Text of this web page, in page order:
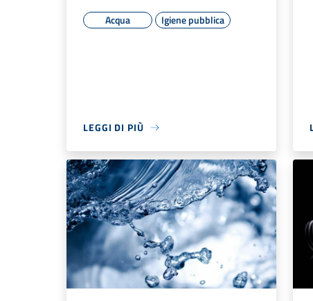
Acqua Igiene pubblica
LEGGI DI PIÙ